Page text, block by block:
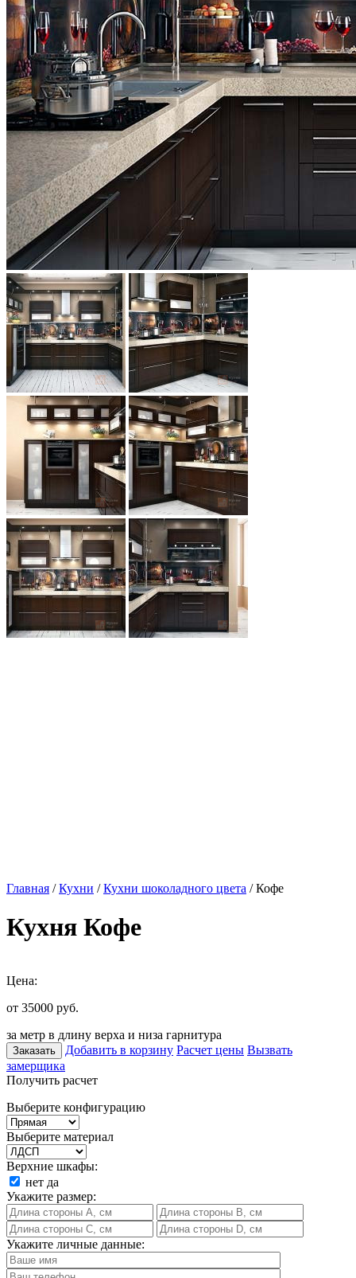
Главная /Кухни /Кухни шоколадного цвета / Кофе
Кухня Кофе
Цена:
от 35000 руб.
за метр в длину верха и низа гарнитура
Заказать Добавить в корзину Расчет цены Вызвать
замерщика
Получить расчет
Выберите конфигурацию
Выберите материал
Верхние шкафы:
нет да
Укажите размер:
Укажите личные данные: